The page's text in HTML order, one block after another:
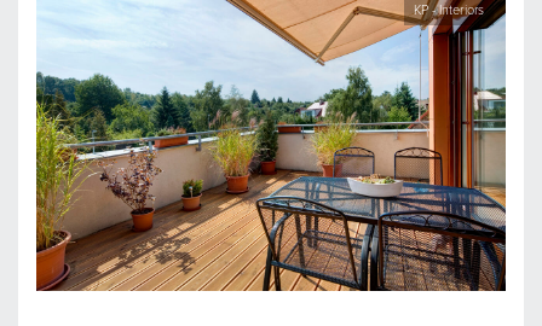
KP - Interiors